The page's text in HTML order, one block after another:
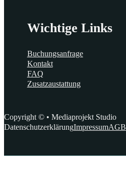
Wichtige Links
Buchungsanfrage
Kontakt
FAQ
Zusatzaustattung
Copyright © • Mediaprojekt Studio
DatenschutzerklärungImpressumAGB